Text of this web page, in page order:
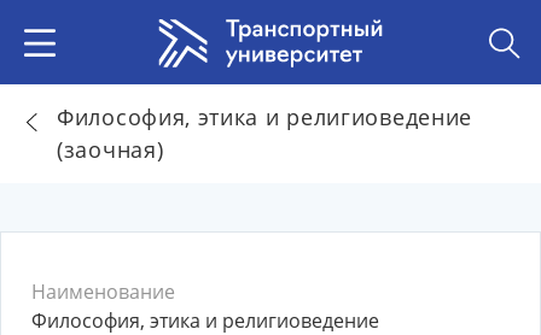
Философия, этика и религиоведение
(заочная)
Наименование
Философия, этика и религиоведение